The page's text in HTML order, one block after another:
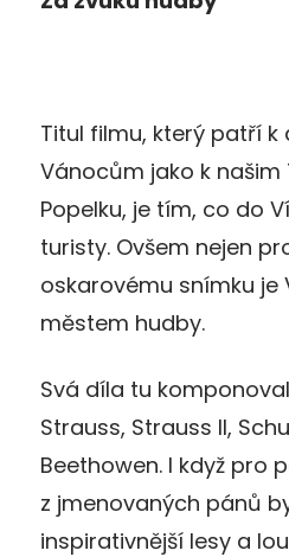
Titul filmu, který patří k
Vánocům jako k našim
Popelku, je tím, co do
turisty. Ovšem nejen
oskarovému snímku je
městem hudby.
Svá díla tu
Strauss, Strauss II,
Beethowen. I když pro
z jmenovaných pánů
inspirativnější lesy a